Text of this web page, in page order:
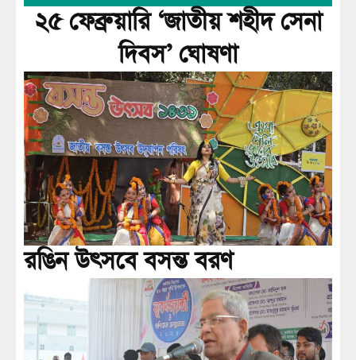
২৫ ফেব্রুয়ারি ‘জাতীয় শহীদ সেনা
দিবস’ ঘোষণা
রঙিন উৎসবে বসন্ত বরণ